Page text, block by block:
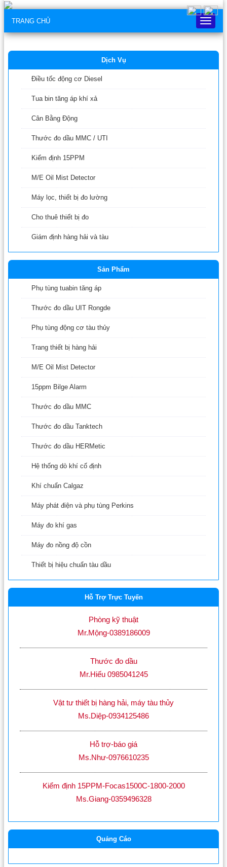
TRANG CHỦ
Trang
chủ
Dịch Vụ
Điều tốc động cơ Diesel
Tua bin tăng áp khí xả
Cân Bằng Động
Thước đo dầu MMC / UTI
Kiểm định 15PPM
M/E Oil Mist Detector
Máy lọc, thiết bị đo lường
Cho thuê thiết bị đo
Giám định hàng hải và tàu
Sản Phẩm
Phụ tùng tuabin tăng áp
Thước đo dầu UIT Rongde
Phụ tùng động cơ tàu thủy
Trang thiết bị hàng hải
M/E Oil Mist Detector
15ppm Bilge Alarm
Thước đo dầu MMC
Thước đo dầu Tanktech
Thước đo dầu HERMetic
Hệ thống dò khí cố định
Khí chuẩn Calgaz
Máy phát điện và phụ tùng Perkins
Máy đo khí gas
Máy đo nồng độ cồn
Thiết bị hiệu chuẩn tàu dầu
Hỗ Trợ Trực Tuyến
Phòng kỹ thuật
Mr.Mộng-0389186009
Thước đo dầu
Mr.Hiếu 0985041245
Vật tư thiết bị hàng hải, máy tàu thủy
Ms.Diệp-0934125486
Hỗ trợ-báo giá
Ms.Như-0976610235
Kiểm định 15PPM-Focas1500C-1800-2000
Ms.Giang-0359496328
Quảng Cáo